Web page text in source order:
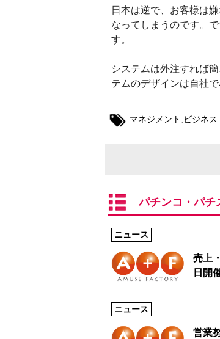
日本は逆で、お客様は
なってしまうのです。
す。
システムは外注すれば
テムのデザインは自社
マネジメント ,ビジネス
パチンコ・パチ
ニュース
売上
日開
ニュース
営業